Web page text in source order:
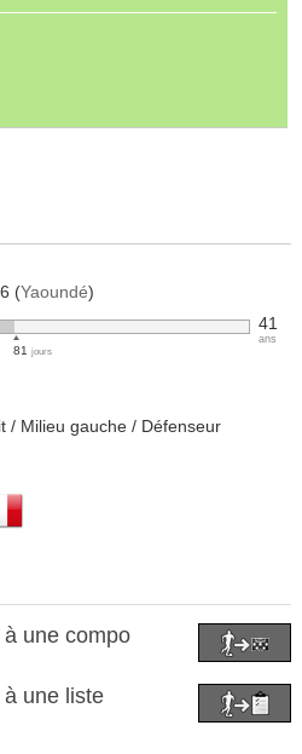
(Yaoundé)
81jours
41
ans
/ Milieu gauche / Défenseur
une compo
une liste